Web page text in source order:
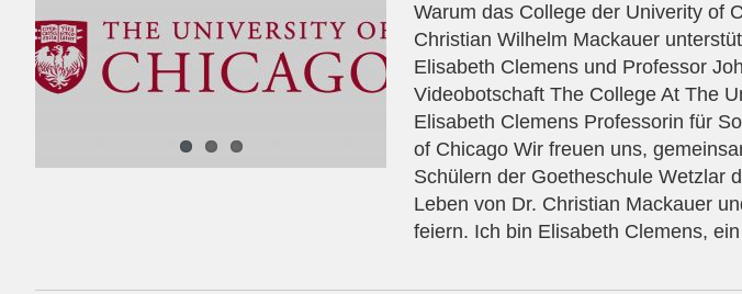
Warum das College der Univerity of
Christian Wilhelm Mackauer
Elisabeth Clemens und Professor
Videobotschaft The College At The
Elisabeth Clemens Professorin für
of Chicago Wir freuen uns,
Schülern der Goetheschule Wetzlar
Leben von Dr. Christian Mackauer
feiern. Ich bin Elisabeth Clemens,